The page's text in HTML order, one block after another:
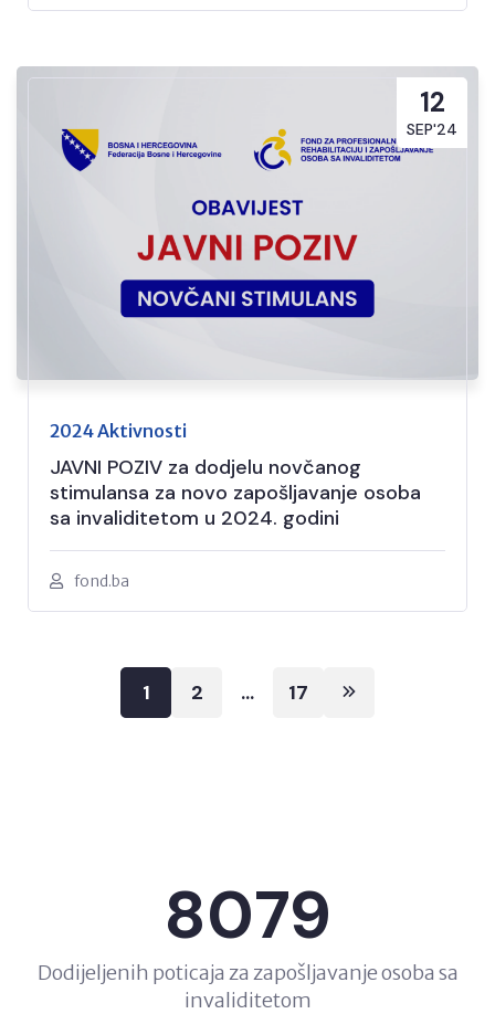
12
SEP'24
2024 Aktivnosti
JAVNI POZIV za dodjelu novčanog
stimulansa za novo zapošljavanje osoba
sa invaliditetom u 2024. godini
fond.ba
Posts
pagination
1 2 … 17
8079
Dodijeljenih poticaja za zapošljavanje osoba sa
invaliditetom